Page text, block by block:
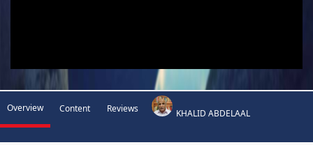
Overview Content Reviews KHALID ABDELAAL